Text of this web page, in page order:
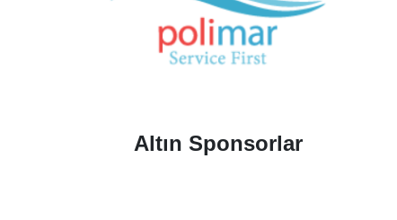
Altın Sponsorlar